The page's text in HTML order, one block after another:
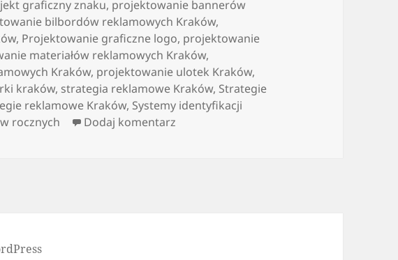
graficzny znaku, projektowanie bannerów
bilbordów reklamowych Kraków,
, Projektowanie graficzne logo, projektowanie
materiałów reklamowych Kraków,
Kraków, projektowanie ulotek Kraków,
kraków, strategia reklamowe Kraków, Strategie
reklamowe Kraków, Systemy identyfikacji
rocznych Dodaj komentarz